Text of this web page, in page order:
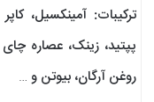
ترکیبات: آمینکسیل،
پپتید، زینک، عصاره
روغن آرگان، بیوتن و …